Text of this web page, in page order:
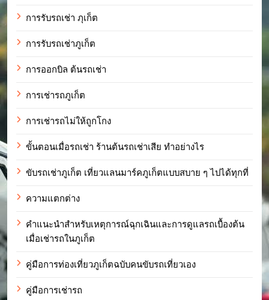
การรับรถเช่า ภุเก็ต
การรับรถเช่าภูเก็ต
การออกบิล ต้นรถเช่า
การเช่ารถภูเก็ต
การเช่ารถไม่ให้ถูกโกง
ขั้นตอนเมื่อรถเช่า ร้านต้นรถเช่าเสีย ทำอย่างไร
ขับรถเช่าภูเก็ต เที่ยวแลนมาร์คภูเก็ตแบบสบาย ๆ ไปได้ทุกที่
ความแตกต่าง
คำแนะนำสำหรับเหตุการณ์ฉุกเฉินและการดูแลรถเบื้องต้น
เมื่อเช่ารถในภูเก็ต
คู่มือการท่องเที่ยวภูเก็ตฉบับคนขับรถเที่ยวเอง
คู่มือการเช่ารถ